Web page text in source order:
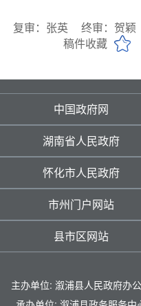
复审：张英
终审：贺颖
稿件收藏
中国政府网
湖南省人民政府
怀化市人民政府
市州门户网站
县市区网站
主办单位: 溆浦县人民政府办